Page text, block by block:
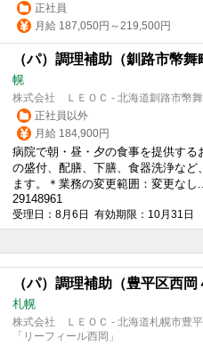
正社員
月給 187,050円～219,500円
（パ）調理補助（釧路市幣舞
幌
株式会社 ＬＥＯＣ - 北海道釧路市幣舞
正社員以外
月給 184,900円
病院で朝・昼・夕の食事を提供する
の盛付、配膳、下膳、食器洗浄など
ます。＊業務の変更範囲：変更な
29148961
受理日：8月6日 有効期限：10月31日
（パ）調理補助（豊平区西岡
札幌
株式会社 ＬＥＯＣ - 北海道札幌市豊
「リーフィール西岡」